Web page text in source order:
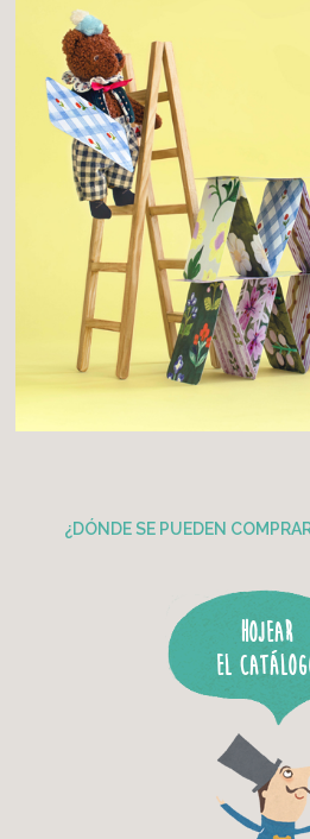
¿DÓNDE SE PUEDEN
Hojear
el